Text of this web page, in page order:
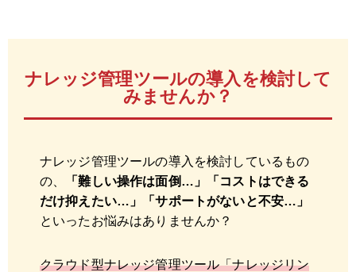
ナレッジ管理ツールの導入を検討して
みませんか？
ナレッジ管理ツールの導入を検討しているもの
の、
「難しい操作は面倒…」「コストはできる
だけ抑えたい…」「サポートがないと不安…」
といったお悩みはありませんか？
クラウド型ナレッジ管理ツール「ナレッジリン